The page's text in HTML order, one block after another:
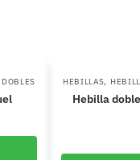
HEBILLAS,
Hebilla